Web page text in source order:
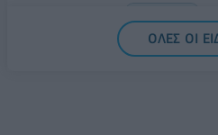
ΟΛΕΣ ΟΙ